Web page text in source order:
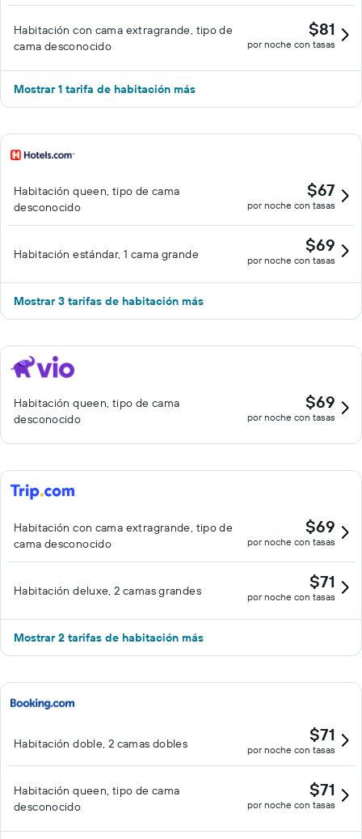
Habitación con cama extragrande, tipo de
cama desconocido
$81
por noche con tasas
Mostrar 1 tarifa de habitación más
Habitación queen, tipo de cama
desconocido
$67
por noche con tasas
Habitación estándar, 1 cama grande $69
por noche con tasas
Mostrar 3 tarifas de habitación más
Habitación queen, tipo de cama
desconocido
$69
por noche con tasas
Habitación con cama extragrande, tipo de
cama desconocido
$69
por noche con tasas
Habitación deluxe, 2 camas grandes $71
por noche con tasas
Mostrar 2 tarifas de habitación más
Habitación doble, 2 camas dobles $71
por noche con tasas
Habitación queen, tipo de cama
desconocido
$71
por noche con tasas